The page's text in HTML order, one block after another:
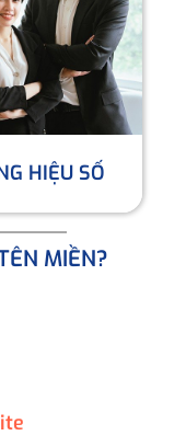
HIỆU SỐ
MIỀN?